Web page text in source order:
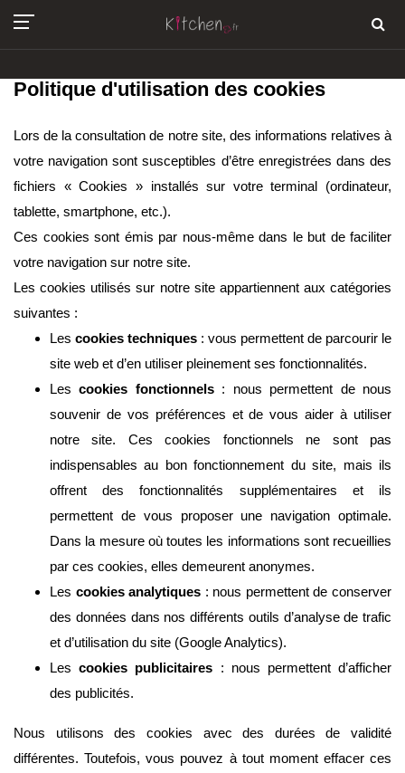
Politique d'utilisation des cookies
Lors de la consultation de notre site, des informations relatives à
votre navigation sont susceptibles d’être enregistrées dans des
fichiers « Cookies » installés sur votre terminal (ordinateur,
tablette, smartphone, etc.).
Ces cookies sont émis par nous-même dans le but de faciliter
votre navigation sur notre site.
Les cookies utilisés sur notre site appartiennent aux catégories
suivantes :
Les cookies techniques : vous permettent de parcourir le
site web et d’en utiliser pleinement ses fonctionnalités.
Lescookies fonctionnels: nous permettent de nous
souvenir de vos préférences et de vous aider à utiliser
notre site. Ces cookies fonctionnels ne sont pas
indispensables au bon fonctionnement du site, mais ils
offrent des fonctionnalités supplémentaires et ils
permettent de vous proposer une navigation optimale.
Dans la mesure où toutes les informations sont recueillies
par ces cookies, elles demeurent anonymes.
Les cookies analytiques : nous permettent de conserver
des données dans nos différents outils d’analyse de trafic
et d’utilisation du site (Google Analytics).
Lescookies publicitaires : nous permettent d’afficher
des publicités.
Nous utilisons des cookies avec des durées de validité
différentes. Toutefois, vous pouvez à tout moment effacer ces